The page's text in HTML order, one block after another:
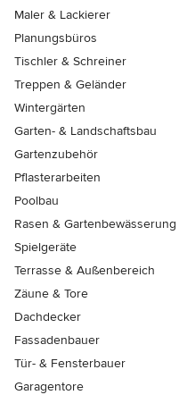
Maler & Lackierer
Planungsbüros
Tischler & Schreiner
Treppen & Geländer
Wintergärten
Garten- & Landschaftsbau
Gartenzubehör
Pflasterarbeiten
Poolbau
Rasen & Gartenbewässerung
Spielgeräte
Terrasse & Außenbereich
Zäune & Tore
Dachdecker
Fassadenbauer
Tür- & Fensterbauer
Garagentore